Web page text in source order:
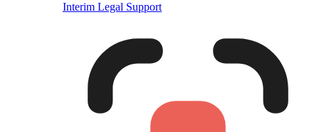
Interim Legal Support